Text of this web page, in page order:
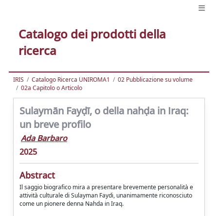
Catalogo dei prodotti della
ricerca
IRIS Catalogo Ricerca UNIROMA1
02 Pubblicazione su volume
02a Capitolo o Articolo
Sulaymān Fayḍī, o della nahḍa in Iraq:
un breve profilo
Ada Barbaro
2025
Abstract
Il saggio biografico mira a presentare brevemente personalità e
attività culturale di Sulayman Faydi, unanimamente riconosciuto
come un pionere denna Nahda in Iraq.